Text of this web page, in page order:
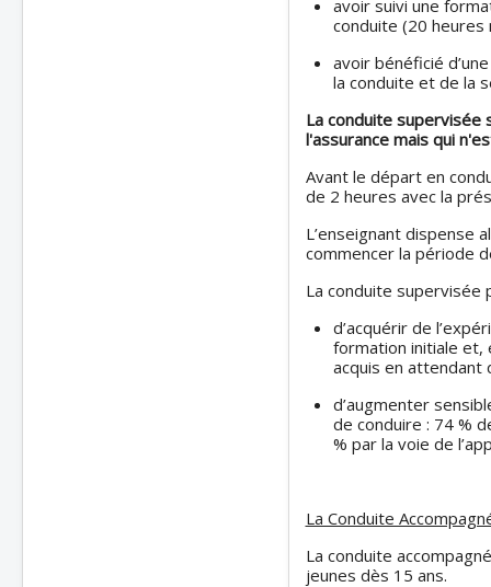
avoir suivi une
conduite (20
avoir bénéficié
la conduite et de la
La conduite supervisée
l'assurance mais qui
Avant le départ en
de 2 heures avec la
L’enseignant dispense
commencer la période
La conduite supervisée
d’acquérir de
formation initiale et,
acquis en attendant
d’augmenter
de conduire : 74 %
% par la voie de
La Conduite
La conduite
jeunes dès 15 ans.